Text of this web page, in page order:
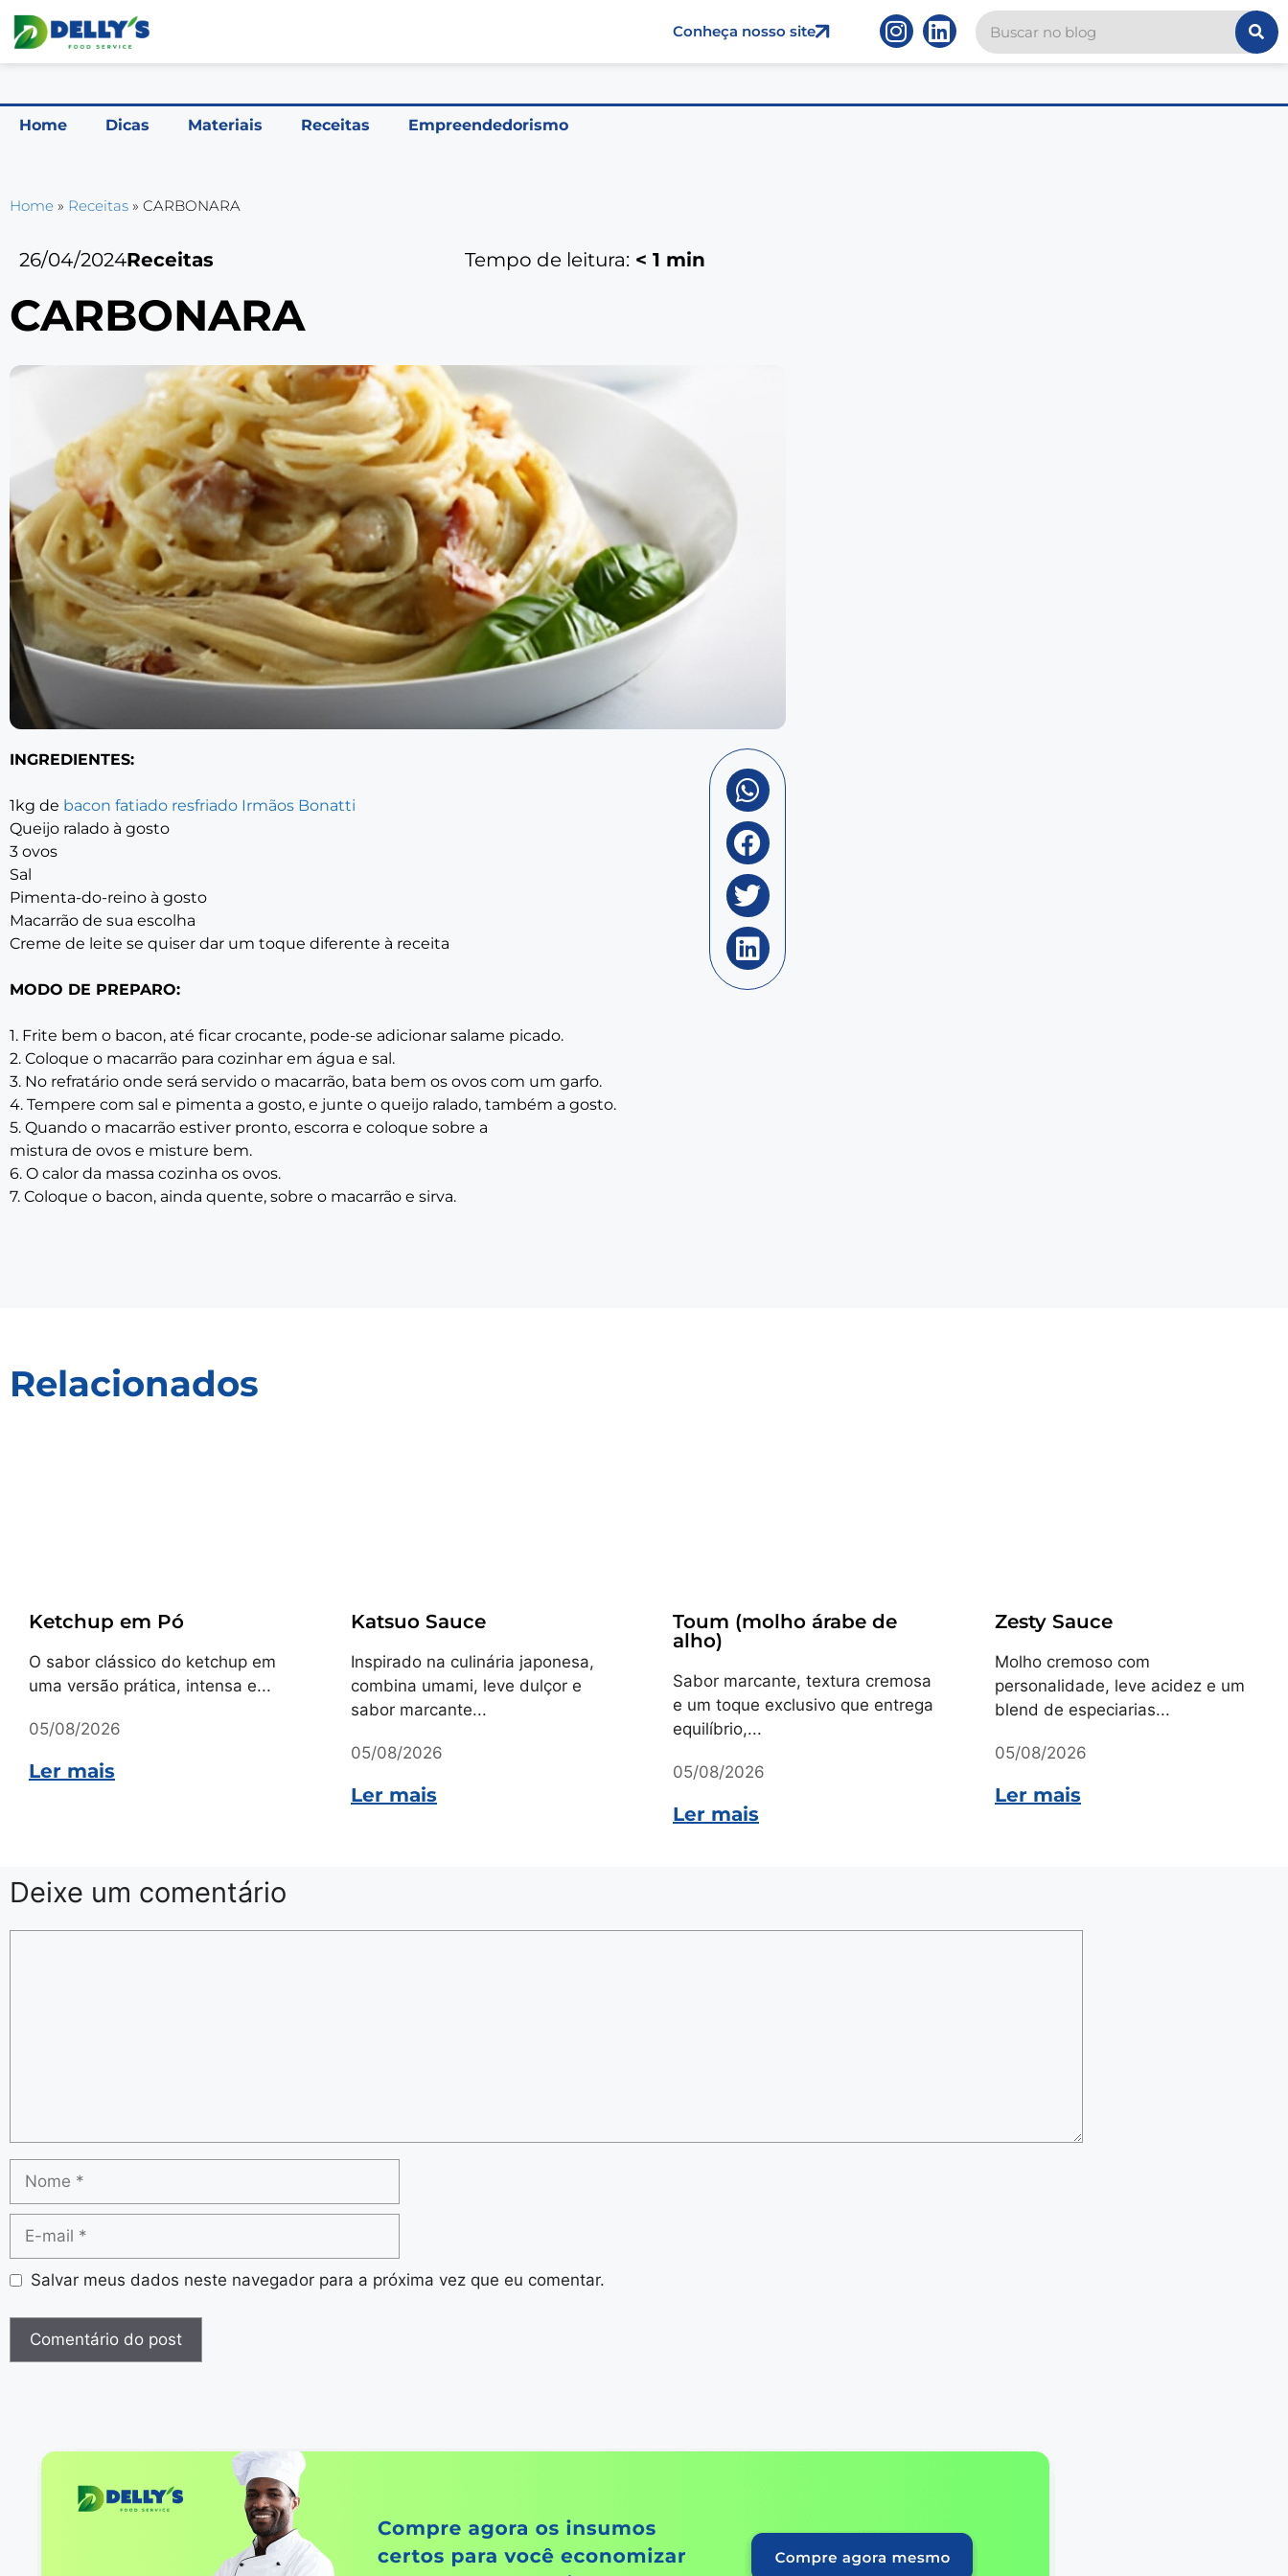
Conheça nosso site
Home Dicas Materiais Receitas Empreendedorismo
Home » Receitas » CARBONARA
26/04/2024Receitas Tempo de leitura: < 1 min
CARBONARA
INGREDIENTES:
1kg de bacon fatiado resfriado Irmãos Bonatti
Queijo ralado à gosto
3 ovos
Sal
Pimenta-do-reino à gosto
Macarrão de sua escolha
Creme de leite se quiser dar um toque diferente à receita
MODO DE PREPARO:
1. Frite bem o bacon, até ficar crocante, pode-se adicionar salame picado.
2. Coloque o macarrão para cozinhar em água e sal.
3. No refratário onde será servido o macarrão, bata bem os ovos com um garfo.
4. Tempere com sal e pimenta a gosto, e junte o queijo ralado, também a gosto.
5. Quando o macarrão estiver pronto, escorra e coloque sobre a
mistura de ovos e misture bem.
6. O calor da massa cozinha os ovos.
7. Coloque o bacon, ainda quente, sobre o macarrão e sirva.
Relacionados
Ketchup em Pó
O sabor clássico do ketchup em
uma versão prática, intensa e...
05/08/2026
Ler mais
Katsuo Sauce
Inspirado na culinária japonesa,
combina umami, leve dulçor e
sabor marcante...
05/08/2026
Ler mais
Toum (molho árabe de
alho)
Sabor marcante, textura cremosa
e um toque exclusivo que entrega
equilíbrio,...
05/08/2026
Ler mais
Zesty Sauce
Molho cremoso com
personalidade, leve acidez e um
blend de especiarias...
05/08/2026
Ler mais
Deixe um comentário
Salvar meus dados neste navegador para a próxima vez que eu comentar.